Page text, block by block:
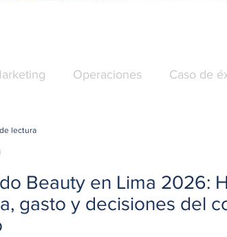
Operaciones Caso de
Beauty en Lima 2026:
gasto y decisiones del
lectura